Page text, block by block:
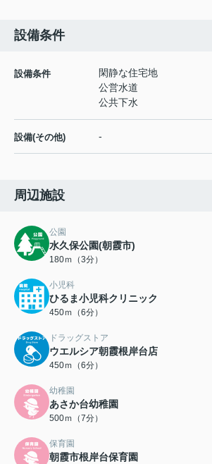
設備条件
設備条件
閑静な住宅地
公営水道
公共下水
設備(その他) -
周辺施設
公園
水久保公園(朝霞市)
180ｍ（3分）
小児科
ひるま小児科クリニック
450ｍ（6分）
ドラッグストア
ウエルシア朝霞根岸台店
450ｍ（6分）
幼稚園
あさか台幼稚園
500ｍ（7分）
保育園
朝霞市根岸台保育園